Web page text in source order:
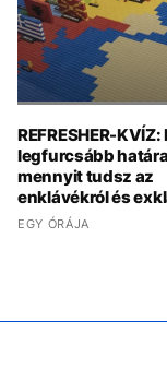
REFRESHER-
legfurcsább
mennyit tudsz az
enklávékról és
EGY ÓRÁJA